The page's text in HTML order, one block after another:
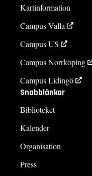
Kartinformation
Campus Valla
Campus US
Campus Norrköping
Campus Lidingö
Snabblänkar
Biblioteket
Kalender
Organisation
Press